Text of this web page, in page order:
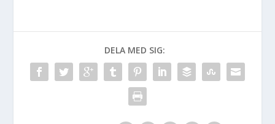
DELA MED SIG: